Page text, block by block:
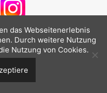
Berg
das Webseitenerlebnis
Durch weitere Nutzung
Nutzung von Cookies.